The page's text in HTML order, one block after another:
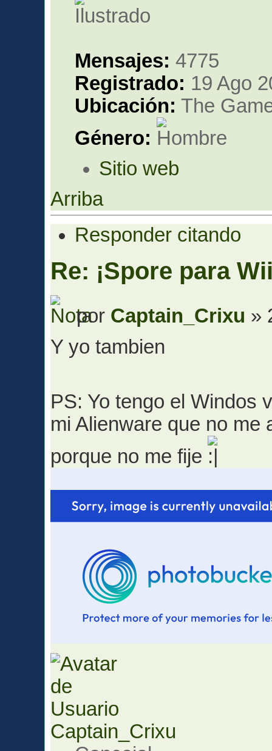
Mensajes: 4775
Registrado: 19 Ago
Ubicación: The
Género:
Sitio web
Arriba
Responder citando
Re: ¡Spore para
por Captain_Crixu »
Y yo tambien
PS: Yo tengo el Windos
mi Alienware que no me
porque no me fije
Captain_Crixu